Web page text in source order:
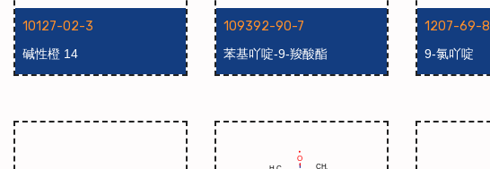
10127-02-3
碱性橙 14
109392-90-7
苯基吖啶-9-羧酸酯
1207-69-8
9-氯吖啶